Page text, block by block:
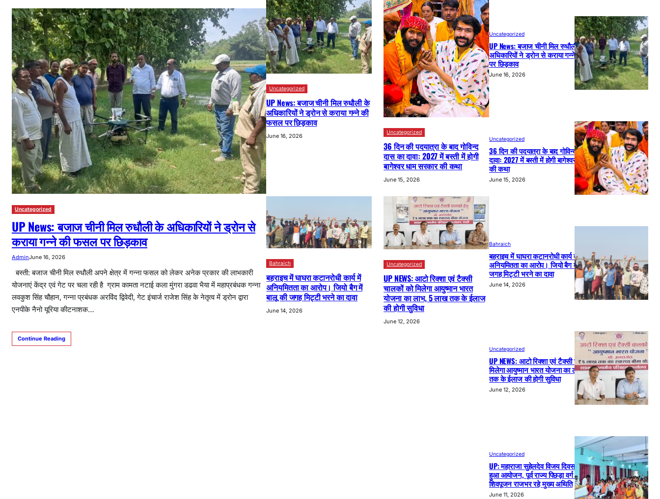
Uncategorized
UP News: बजाज चीनी मिल रुधौली के अधिकारियों ने ड्रोन से
कराया गन्ने की फसल पर छिड़काव
AdminJune 16, 2026
बस्ती: बजाज चीनी मिल रुधौली अपने क्षेत्र में गन्ना फसल को लेकर अनेक प्रकार की लाभकारी
योजनाएं केंद्र एवं गेट पर चला रही है ग्राम कामता नटाई कला मुंगरा डढवा भैया में महाप्रबंधक गन्ना
लवकुश सिंह चौहान, गन्ना प्रबंधक अरविंद द्विवेदी, गेट इंचार्ज राजेश सिंह के नेतृत्व में ड्रोन द्वारा
एनपीके नैनो यूरिया कीटनाशक…
Continue Reading
Uncategorized
UP News: बजाज चीनी मिल रुधौली के
अधिकारियों ने ड्रोन से कराया गन्ने की
फसल पर छिड़काव
June 16, 2026 Uncategorized
36 दिन की पदयात्रा के बाद गोविन्द
दास का दावाः 2027 में बस्ती में होगी
बागेश्वर धाम सरकार की कथा
June 15, 2026
Bahraich
बहराइच में घाघरा कटानरोधी कार्य में
अनियमितता का आरोप। जियो बैग में
बालू की जगह मिट्टी भरने का दावा
June 14, 2026
Uncategorized
UP NEWS: आटो रिक्शा एवं टैक्सी
चालकों को मिलेगा आयुष्मान भारत
योजना का लाभ, 5 लाख तक के ईलाज
की होगी सुविधा
June 12, 2026
Uncategorized
UP News: बजाज चीनी मिल रुधौली के
अधिकारियों ने ड्रोन से कराया गन्ने की फसल
पर छिड़काव
June 16, 2026
Uncategorized
36 दिन की पदयात्रा के बाद गोविन्द दास का
दावाः 2027 में बस्ती में होगी बागेश्वर धाम सरकार
की कथा
June 15, 2026
Bahraich
बहराइच में घाघरा कटानरोधी कार्य में
अनियमितता का आरोप। जियो बैग में बालू की
जगह मिट्टी भरने का दावा
June 14, 2026
Uncategorized
UP NEWS: आटो रिक्शा एवं टैक्सी चालकों को
मिलेगा आयुष्मान भारत योजना का लाभ, 5 लाख
तक के ईलाज की होगी सुविधा
June 12, 2026
Uncategorized
UP: महाराजा सुहेलदेव विजय दिवस समारोह का
हुआ आयोजन, पूर्व राज्य पिछड़ा वर्ग आयोग सदस्य
शिवपूजन राजभर रहे मुख्य अथिति
June 11, 2026